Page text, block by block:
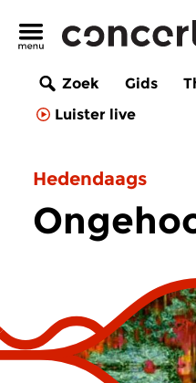
Zoek Gids
Luister live
Hedendaags